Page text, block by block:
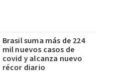
Brasil suma más de 224
mil nuevos casos de
covid y alcanza nuevo
récor diario